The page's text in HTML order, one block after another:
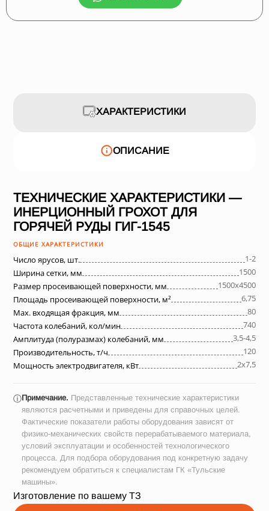
ХАРАКТЕРИСТИКИ
ОПИСАНИЕ
ТЕХНИЧЕСКИЕ ХАРАКТЕРИСТИКИ —
ИНЕРЦИОННЫЙ ГРОХОТ ДЛЯ
ГОРЯЧЕЙ РУДЫ ГИГ-1545
ОБЩИЕ ХАРАКТЕРИСТИКИ
Число ярусов, шт.
1-2
Ширина сетки, мм
1500
Размер просеивающей поверхности, мм
1500х4500
Площадь просеивающей поверхности, м²
6,75
Max. входящая фракция, мм
80
Частота колебаний, кол/мин
740
Амплитуда (полуразмах) колебаний, мм
3,5-4,5
Производительность, т/ч
120
Мощность электродвигателя, кВт
2х7,5
ⓘПримечание. Представленные технические характеристики
являются расчетными и приведены для справочных целей.
Фактические показатели работы оборудования зависят от
физико-механических свойств перерабатываемого материала,
условий эксплуатации и особенностей технологического
процесса. Для подбора оборудования под конкретную задачу
рекомендуем обратиться к специалистам ГК «Тульские
машины».
Изготовление по вашему ТЗ